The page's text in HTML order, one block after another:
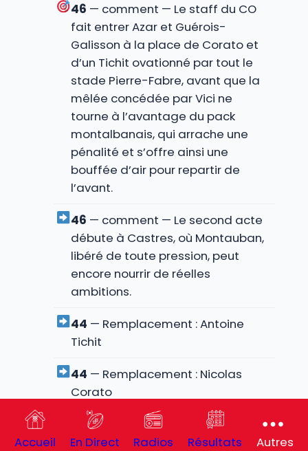
46 — comment — Le staff du CO
fait entrer Azar et Guérois-
Galisson à la place de Corato et
d’un Tichit ovationné par tout le
stade Pierre-Fabre, avant que la
mêlée concédée par Vici ne
tourne à l’avantage du pack
montalbanais, qui arrache une
pénalité et s’offre ainsi une
bouffée d’air pour repartir de
l’avant.
46 — comment — Le second acte
débute à Castres, où Montauban,
libéré de toute pression, peut
encore nourrir de réelles
ambitions.
44 — Remplacement : Antoine
Tichit
44 — Remplacement : Nicolas
Corato
— comment — Popelin laisse
échapper le ballon, ce qui offre la
Accueil En Direct Radios Résultats Autres